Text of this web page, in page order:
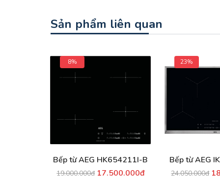
Sản phẩm liên quan
8%
Bếp từ AEG HK654211I-B
19.000.000đ 17.500.000đ
23%
Bếp từ
24.050.000đ